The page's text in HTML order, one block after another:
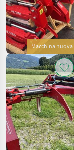
Macchina nuova